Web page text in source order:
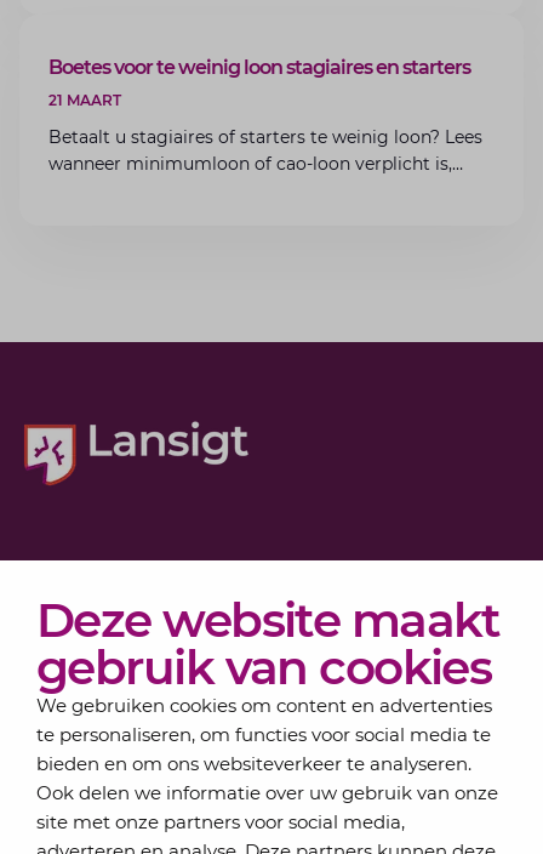
Deze website maakt
gebruik van cookies
We gebruiken cookies om content en advertenties
te personaliseren, om functies voor social media te
bieden en om ons websiteverkeer te analyseren.
Ook delen we informatie over uw gebruik van onze
site met onze partners voor social media,
ARTIKEL
Boetes voor te weinig loon stagiaires en starters
21 MAART
Betaalt u stagiaires of starters te weinig loon? Lees
wanneer minimumloon of cao-loon verplicht is,
Actueel
Over Lansigt
Contact
Schrijf je in voor onze nieuwsbrief
Elke maand bundelen de adviseurs van Lansigt in
de eSigt het nieuws.